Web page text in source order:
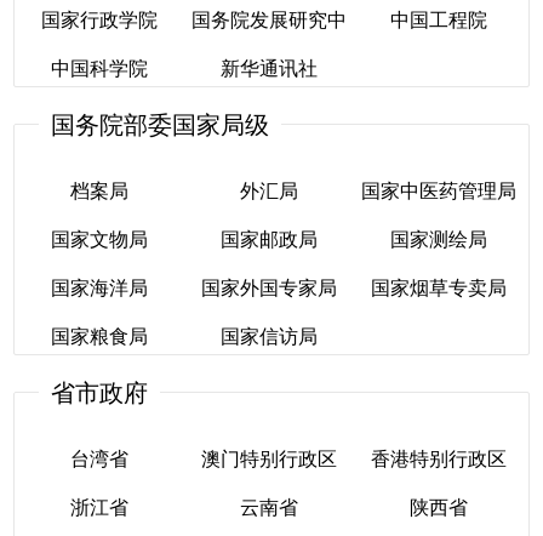
国家自然科学基金
委员会
全国社会保障基金
理事会
中国保险监督管理
委员会
中国证券监督管理
委员会
员会
银行业监督管理委
员会
中国气象局
国家行政学院
国家行政学院
国务院发展研究中
心
国务院发展研究中
中国工程院
中国科学院
中国科学院
新华通讯社
新华通讯社
国务院部委国家局级
档案局
档案局
外汇局
外汇局
国家中医药管理局
国家中医药管理局
国家文物局
国家文物局
国家邮政局
国家邮政局
国家测绘局
国家测绘局
国家海洋局
国家海洋局
国家外国专家局
国家外国专家局
国家烟草专卖局
国家粮食局
国家粮食局
国家信访局
国家信访局
省市政府
台湾省
台湾省
澳门特别行政区
澳门特别行政区
香港特别行政区
香港特别行政区
浙江省
云南省
陕西省